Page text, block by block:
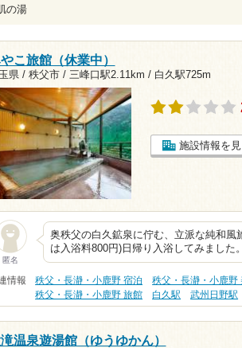
の湯
こ旅館（休業中）
県 / 秩父市 / 三峰口駅2.11km / 白久駅725m
施設情報を
匿名
奥秩父の白久鉱泉に佇む、立派な純和風
は入浴料800円)日帰り入浴してみました
情報 秩父・長瀞・小鹿野 宿泊 秩父・長瀞・小鹿野
秩父・長瀞・小鹿野 旅館
白久駅 武州日野駅
温泉遊湯館（ゆうゆかん）